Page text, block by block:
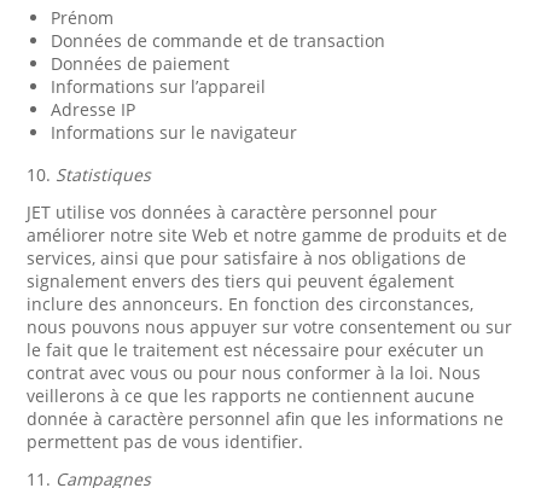
Prénom
Données de commande et de transaction
Données de paiement
Informations sur l’appareil
Adresse IP
Informations sur le navigateur
10. Statistiques
JET utilise vos données à caractère personnel pour
améliorer notre site Web et notre gamme de produits et de
services, ainsi que pour satisfaire à nos obligations de
signalement envers des tiers qui peuvent également
inclure des annonceurs. En fonction des circonstances,
nous pouvons nous appuyer sur votre consentement ou sur
le fait que le traitement est nécessaire pour exécuter un
contrat avec vous ou pour nous conformer à la loi. Nous
veillerons à ce que les rapports ne contiennent aucune
donnée à caractère personnel afin que les informations ne
permettent pas de vous identifier.
11. Campagnes